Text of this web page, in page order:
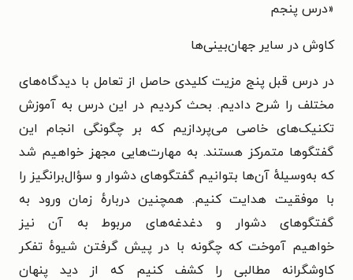
«درس پنجم
کاوش در سایر جهان‌بینی‌ها
در درس قبل پنج مزیت کلیدی حاصل از تعامل با دیدگاه‌های
مختلف را شرح دادیم. بحث کردیم در این درس به آموزش
تکنیک‌های خاصی می‌پردازیم که بر چگونگی انجام این
گفتگوها متمرکز هستند. به مهارت‌هایی مجهز خواهیم شد
که به‌وسیلهٔ آن‌ها بتوانیم گفتگوهای دشوار و سؤال‌برانگیز را
با موفقیت هدایت کنیم. همچنین دربارهٔ زمان ورود به
گفتگوهای دشوار و دغدغه‌های مربوط به آن نیز
خواهیمآموخت که چگونه با در پیش گرفتن شیوهٔ تفکر
کاوشگرانه مطالبی را کشف کنیمکه از دید پنهان